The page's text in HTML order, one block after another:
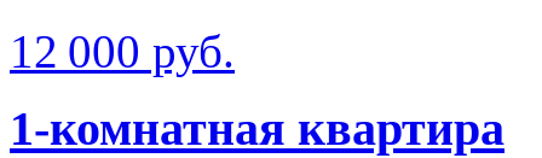
12 000 руб.
1-комнатная квартира